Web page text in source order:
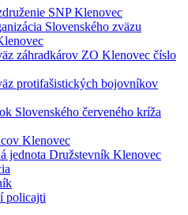
SNP Klenovec
Slovenského zväzu
záhradkárov ZO Klenovec číslo
protifašistických bojovníkov
Slovenského červeného kríža
Klenovec
jednota Družstevník Klenovec
policajti